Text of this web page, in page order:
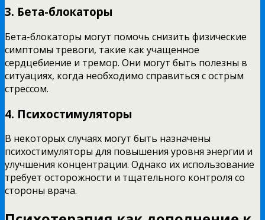
3. Бета-блокаторы
Бета-блокаторы могут помочь снизить физические
симптомы тревоги, такие как учащенное
сердцебиение и тремор. Они могут быть полезны в
ситуациях, когда необходимо справиться с острым
стрессом.
4. Психостимуляторы
В некоторых случаях могут быть назначены
психостимуляторы для повышения уровня энергии и
улучшения концентрации. Однако их использование
требует осторожности и тщательного контроля со
стороны врача.